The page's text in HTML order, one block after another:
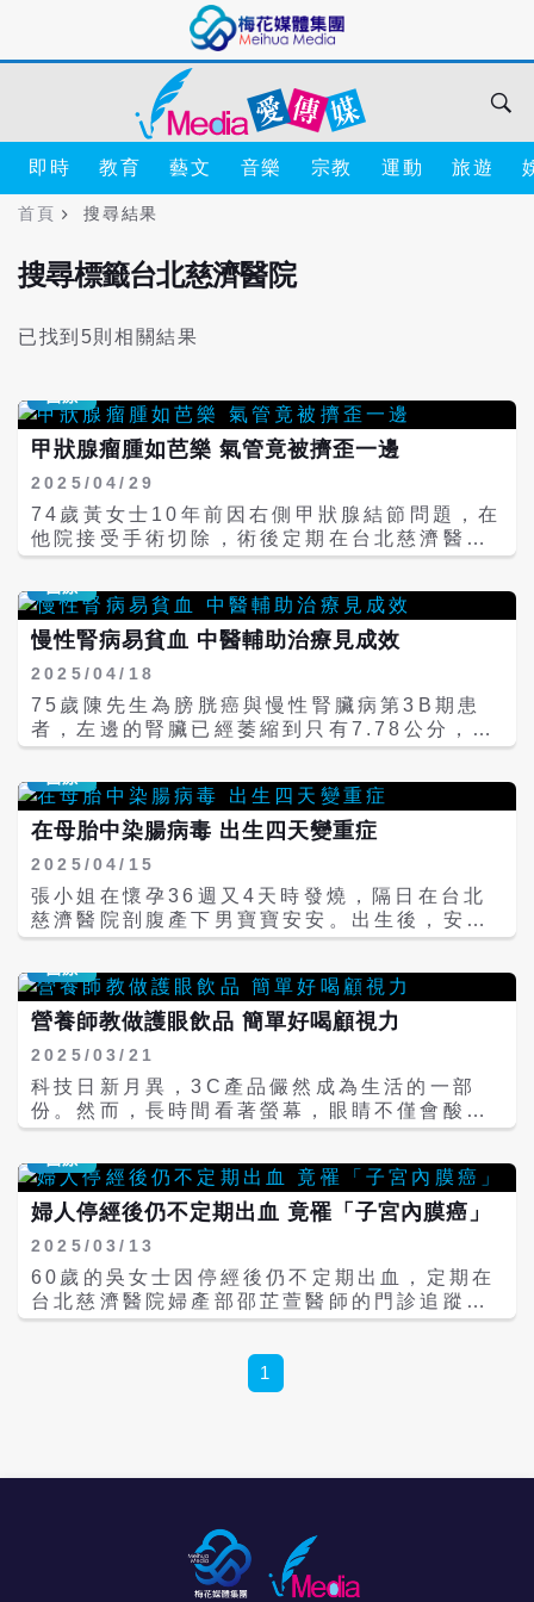
即時 教育 藝文 音樂 宗教 運動 旅遊
首頁 搜尋結果
搜尋標籤台北慈濟醫院
已找到5則相關結果
甲狀腺瘤腫如芭樂 氣管竟被擠歪一邊
2025/04/29
74歲黃女士10年前因右側甲狀腺結節問題，在
他院接受手術切除，術後定期在台北慈濟醫院
追蹤左側甲狀腺結節，並持續服用甲狀腺素控
數次均屬良性，在未影響生活的情況下，黃女
士選擇持續觀察。然而，近期她因吞嚥困難、
摸到頸部腫脹，被新陳代謝科轉至一般外科評
估手術必要性，因結節已經侵犯胸腔，再轉至
胸腔外科洪嘉聰醫師門診。電腦斷層檢查發
現，黃女士的氣管已經被13公分大的結節壓迫
偏移至右側，雖然呼吸未受影響，但她決定接
下約7公分的頸部傷口切開，將芭樂般大的結
節和甲狀腺一併摘除。 甲狀腺位於頸部正中
央，靠近喉部和氣管兩側，分左右兩葉，主要
功能是分泌甲狀腺素，調控人體的新陳代謝、
體溫維持及能量消耗，對人體運作至關重要。
洪嘉聰醫師指出，據國外統計，甲狀腺結節的
盛行率約為4%，女性發病率高於男性四倍，但
展成癌症。臨床上長至胸腔的甲狀腺結節並不
常見，許多患者也未有明顯症狀，通常只有當
結節壓迫氣管、食道、喉返神經或其他重要結
構影響呼吸、吞嚥甚至聲音沙啞等狀況，才需
要進行手術切除。 在診斷上，醫師會以超音波
檢查確認結節數量，必要時也會以切片穿刺評
估其為良性或惡性，也可透過電腦斷層確定甲
類手術大部分是一般外科操刀，但若侵犯到胸
腔，即會轉由對胸腔構造較了解的胸腔外科醫
師進行。一般來說，會在喉部下方劃一橫的袖
狀切口，逐步分離頸部結節，將甲狀腺血管結
紮，最後將長至胸腔的結節掏出；而部分甲狀
腺結節因生長位置特殊或體積龐大，會採用正
中胸骨切開術，以確保完整切除及避免術中出
摘除，必須終身服用甲狀腺素維持人體所需之
新陳代謝，但甲狀腺結節發生原因尚無確切說
質與人權的重要指標 沒症狀就停藥？ 小心加
「口乾」、「麻木」、「僵硬」 嬰幼兒不會說
慢性腎病易貧血 中醫輔助治療見成效
2025/04/18
75歲陳先生為膀胱癌與慢性腎臟病第3B期患
者，左邊的腎臟已經萎縮到只有7.78公分，腎
臟功能下降。前陣子因為手腳冰冷、疲倦、容
腎性貧血，西醫每月予以紅血球生成素
（EPO，又稱為造血針）注射治療。日前，陳
先生因慢性腎臟病與貧血問題來到台北慈濟醫
院中醫部呂秉勳醫師的診間，在既有西醫治療
下，搭配服用清熱消炎與補血涼血的中藥七個
月後，陳先生的血紅素提升至12g/dl，貧血的
情況大幅改善，腎臟功能也跟著提升至3A期，
善。 腎臟有產生紅血球生成素的功能，可以刺
激骨髓產生紅血球，若腎臟功能變差，不但會
影響紅血球生成，也會因體內尿毒素升高造成
身體發炎，進一步影響肝臟在鐵調素的形成，
不利腸胃道對鐵的吸收與釋放。根據國外研究
統計，慢性腎臟病到第三期約有四成病人有貧
血情況，第四期腎臟病有六成，第五期則是七
成。 貧血常見的症狀有頭暈、疲倦、臉色泛
白、易喘、心跳加速，呂秉勳醫師指出，男性
正常的血紅素為13 g/dl以上，女性則是12
g/dl以上，研究發現，貧血指數下降1 g/dl，
死亡率就上升5%，因此腎友必須格外注意。
腎性貧血的西醫治療包括直接促使人體造血的
紅血球生成素注射和輸血兩部分，但介入時機
對腎臟發炎予以調控；然而中醫有多種抑制發
炎的用藥，可以就病人狀況予以清熱、消炎、
炎之療效，生地黃、丹參則可補血涼血消炎，
另外人參、當歸、黃耆則有研究證實可以刺激
骨髓造血，若能持續治療，大多病人能延長造
在母胎中染腸病毒 出生四天變重症
2025/04/15
張小姐在懷孕36週又4天時發燒，隔日在台北
慈濟醫院剖腹產下男寶寶安安。出生後，安安
的狀況良好，但第四天卻在嬰兒室發生兩次唇
護團隊排除了先天性心臟病，抽血檢查卻發現
白血球和血小板低下，肝功能異常，且隨後出
現發燒及活力下降，在高度懷疑周產期感染的
情況下，安排血液培養、腰椎穿刺及核酸檢
測。經通報疾管署後，最後確診為新生兒伊科
11型腸病毒感染併發重症，並轉入兒童加護病
房治療。住院期間，安安除了反覆發紺、黃
性血管內血液凝固障礙以及肝功能異常、心肌
炎等併發症。兒科部吳秉昇醫師與兒科團隊共
同治療，及早給予免疫球蛋白和支持性療法穩
定病情，一週後，安安平安出院。 腸病毒是許
多家長聞之色變的常見傳染病之一，病毒分類
多達數十種，每年流行的病毒株都有不同，好
發於夏秋之際。典型症狀為皰疹性咽峽炎及手
重症甚至致死的包括腸病毒A71及D68型嚴重
感染，以及嚴重的新生兒腸病毒感染。 吳秉昇
生的腸病毒抗體亦會進入胎兒體內產生保護
力；但若是母親感染兩週內就出生的寶寶體內
就只有腸病毒而無抗體，會很快發病且病情嚴
營養師教做護眼飲品 簡單好喝顧視力
2025/03/21
科技日新月異，3C產品儼然成為生活的一部
份。然而，長時間看著螢幕，眼睛不僅會酸澀
疲勞，也會導致視力的惡化，對於還在發育的
中，讓孩子補足對視力有益的營養食品，是每
個家長都關心的議題。台北慈濟醫院張瑋琳營
養師說明，人體若缺乏特定營養素如-胡蘿蔔
素、維生素A、葉黃素、玉米黃素及Omega-3
脂肪酸，就會間接影響眼睛健康、造成視力惡
化。因此，張瑋琳營養師特別介紹四款護眼食
物，並分享護眼飲品食譜，讓孩子護眼沒煩
功效／台北慈濟醫院提供 眼睛是靈魂之窗，由
角膜、虹膜、視網膜及水晶體等組織構成，複
間視力。舉凡菠菜、花椰菜、胡蘿蔔、紅甜椒
等皆含有豐富的葉黃素、玉米黃素及-胡蘿蔔素
(是維生素A的前驅物)，建議每日至少烹煮約半
婦人停經後仍不定期出血 竟罹「子宮內膜癌」
2025/03/13
60歲的吳女士因停經後仍不定期出血，定期在
台北慈濟醫院婦產部邵芷萱醫師的門診追蹤檢
查。在某次回診中，邵醫師透過超音波檢查發
替她進行「子宮內膜搔刮術」，做進一步採
樣。邵醫師於術中發現吳女士的子宮中有一塊
生人數擠下胰臟癌，成為「國人前十大癌症排
行」中第十名。「子宮體癌」又細分為「惡性
子宮肉瘤」及「子宮內膜癌」，而其中「子宮
1